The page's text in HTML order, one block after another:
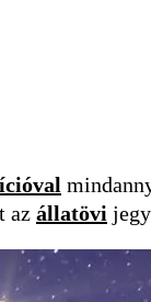
az állatövi